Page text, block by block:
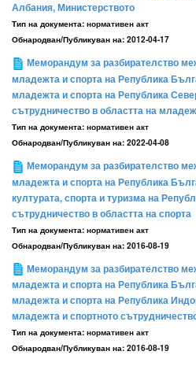
Албания, Министерството
Тип на документа: нормативен акт
Обнародван/Публикуван на: 2012-04-17
Меморандум за разбирателство
младежта и спорта на Република
младежта и спорта на Република
сътрудничество в областта на
Тип на документа: нормативен акт
Обнародван/Публикуван на: 2022-04-08
Меморандум за разбирателство
младежта и спорта на Република
културата, спорта и туризма на
сътрудничество в областта на спорта
Тип на документа: нормативен акт
Обнародван/Публикуван на: 2016-08-19
Меморандум за разбирателство
младежта и спорта на Република
младежта и спорта на Република
младежта и спортното
Тип на документа: нормативен акт
Обнародван/Публикуван на: 2016-08-19